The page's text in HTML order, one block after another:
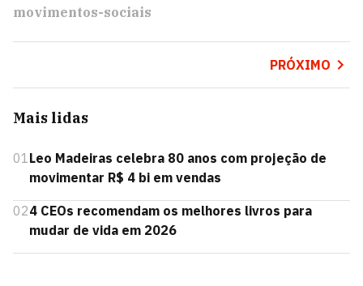
movimentos-sociais
PRÓXIMO
Mais lidas
01Leo Madeiras celebra 80 anos com projeção de
movimentar R$ 4 bi em vendas
024 CEOs recomendam os melhores livros para
mudar de vida em 2026